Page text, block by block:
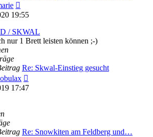
Beitrag
19:55
/ SKWAL
nur 1 Brett leisten können ;-)
Re: Skwal-Einstieg gesucht
Beitrag
17:47
Re: Snowkiten am Feldberg und…